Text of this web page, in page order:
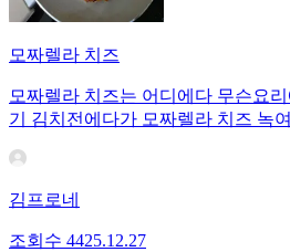
모짜렐라 치즈
모짜렐라 치즈는 어디에다 무슨요
기 김치전에다가 모짜렐라 치즈 녹
김프로네
조회수 4425.12.27